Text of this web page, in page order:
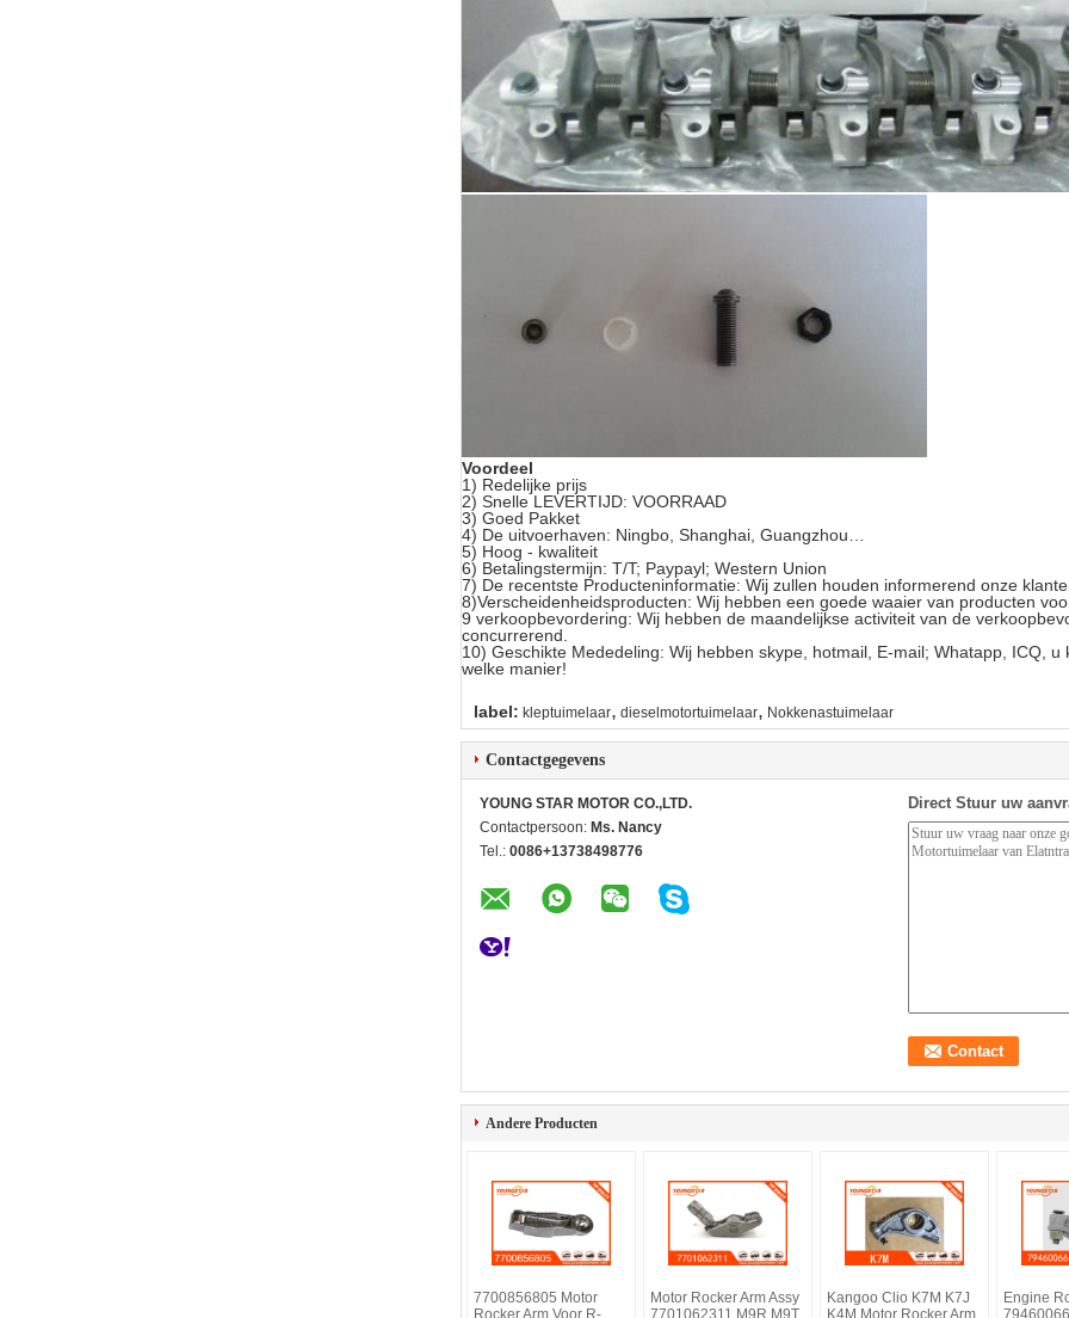
Voordeel
1) Redelijke prijs
2) Snelle LEVERTIJD: VOORRAAD
3) Goed Pakket
4) De uitvoerhaven: Ningbo, Shanghai, Guangzhou…
5) Hoog - kwaliteit
6) Betalingstermijn: T/T; Paypayl; Western Union
7) De recentste Producteninformatie: Wij zullen houden informerend onze
8)Verscheidenheidsproducten: Wij hebben een goede waaier van producten
9 verkoopbevordering: Wij hebben de maandelijkse activiteit van de
concurrerend.
10) Geschikte Mededeling: Wij hebben skype, hotmail, E-mail; Whatapp, ICQ,
welke manier!
label: kleptuimelaar, dieselmotortuimelaar, Nokkenastuimelaar
Contactgegevens
YOUNG STAR MOTOR CO.,LTD.
Contactpersoon: Ms. Nancy
Tel.: 0086+13738498776
Direct Stuur uw
Andere Producten
7700856805 Motor
Rocker Arm Voor R-
Motor Rocker Arm Assy
7701062311 M9R M9T
Kangoo Clio K7M K7J
K4M Motor Rocker Arm
Engine